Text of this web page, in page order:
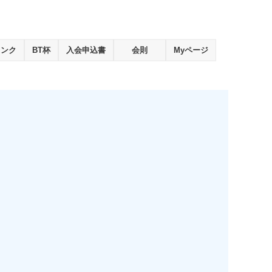
ク BT杯 入会申込書 会則 Myページ